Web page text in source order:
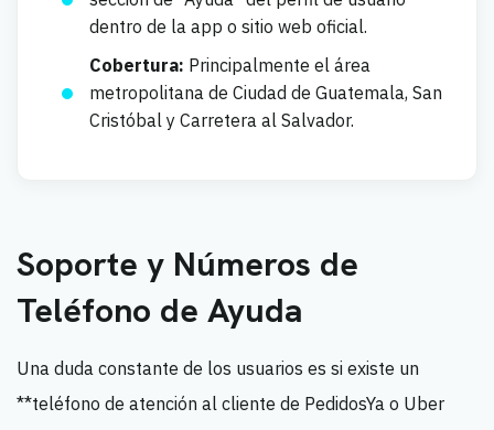
dentro de la app o sitio web oficial.
Cobertura: Principalmente el área
metropolitana de Ciudad de Guatemala, San
Cristóbal y Carretera al Salvador.
Soporte y Números de
Teléfono de Ayuda
Una duda constante de los usuarios es si existe un
**teléfono de atención al cliente de PedidosYa o Uber